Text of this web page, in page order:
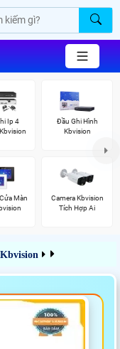
Ip 4
Đầu Ghi Hình
Kbvision
Màn
Camera Kbvision
Tích Hợp Ai